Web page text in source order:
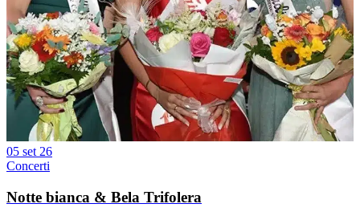
05 set 26
Concerti
Notte bianca & Bela Trifolera